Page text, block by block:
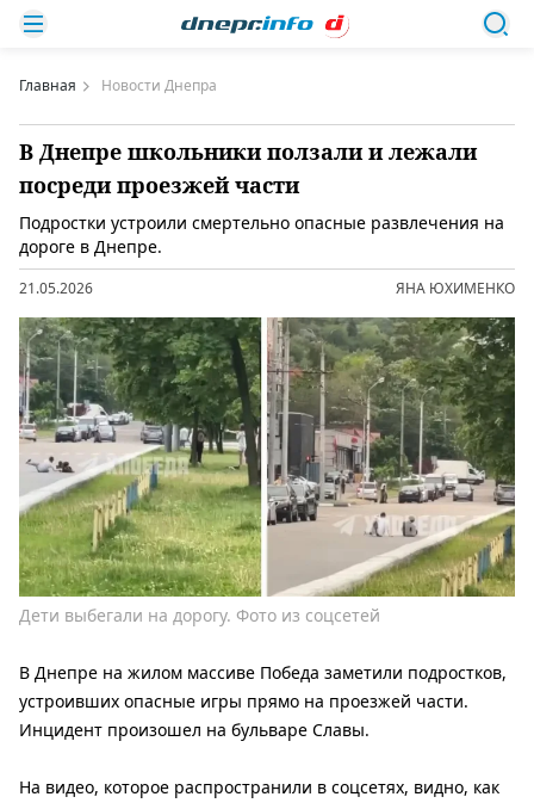
Главная Новости Днепра
В Днепре школьники ползали и лежали
посреди проезжей части
Подростки устроили смертельно опасные развлечения на
дороге в Днепре.
21.05.2026 ЯНА ЮХИМЕНКО
Дети выбегали на дорогу. Фото из соцсетей
В Днепре на жилом массиве Победа заметили подростков,
устроивших опасные игры прямо на проезжей части.
Инцидент произошел на бульваре Славы.
На видео, которое распространили в соцсетях, видно, как